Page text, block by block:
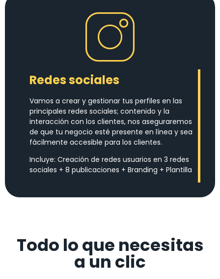
Redes sociales
Vamos a crear y gestionar tus perfiles en las
principales redes sociales; contenido y la
interacción con los clientes, nos aseguraremos
de que tu negocio esté presente en línea y sea
fácilmente accesible para los clientes.
Incluye: Creación de redes usuarios en 3 redes
sociales + 8 publicaciones + Branding + Plantilla
Todo lo que necesitas
a un clic